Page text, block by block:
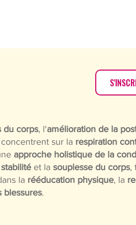
du corps, l'amélioration de la
sur la respiration
approche holistique de la
stabilité et la souplesse du corps,
la rééducation physique, la
blessures.